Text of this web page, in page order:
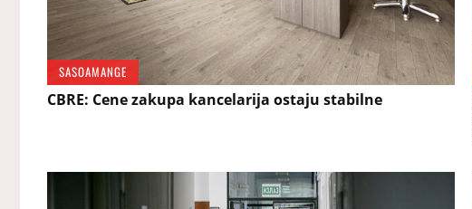
SASOAMANGE
CBRE: Cene zakupa kancelarija ostaju stabilne